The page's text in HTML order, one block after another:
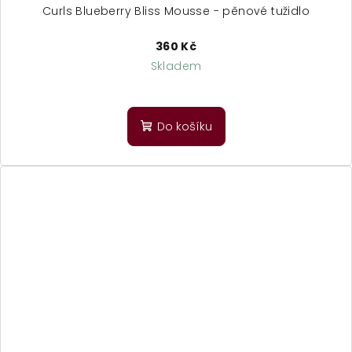
Curls Blueberry Bliss Mousse - pěnové tužidlo
360 Kč
Skladem
Do košíku